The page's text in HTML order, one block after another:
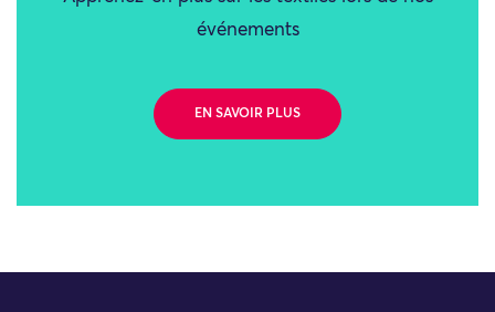
événements
EN SAVOIR PLUS